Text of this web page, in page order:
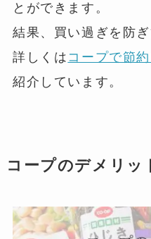
とができます。
結果、買い過ぎを防
詳しくは コープで節
紹介しています。
コープのデメリッ